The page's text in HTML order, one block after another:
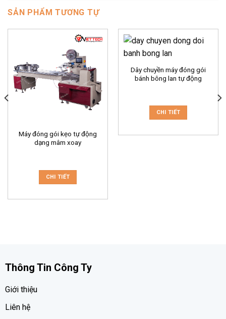
SẢN PHẨM TƯƠNG TỰ
Máy đóng gói kẹo tự động
dạng mâm xoay
CHI TIẾT
Dây chuyền máy đóng gói
bánh bông lan tự động
CHI TIẾT
Thông Tin Công Ty
Giới thiệu
Liên hệ